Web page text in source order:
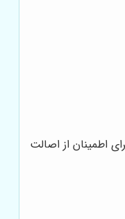
اطمینان از اصالت